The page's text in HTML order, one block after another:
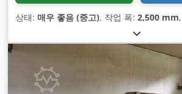
상태: 매우 좋음 (중고), 작업 폭: 2,500 mm,